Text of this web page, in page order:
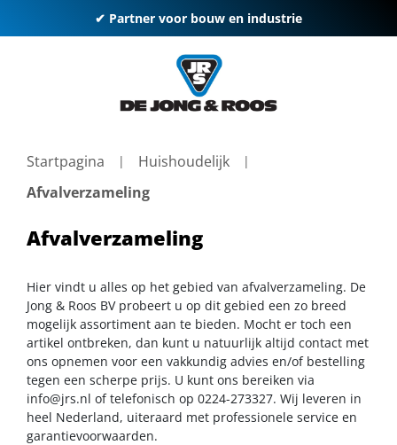
✔ Partner voor bouw en industrie
Startpagina
Huishoudelijk
Afvalverzameling
Afvalverzameling
Hier vindt u alles op het gebied van afvalverzameling. De
Jong & Roos BV probeert u op dit gebied een zo breed
mogelijk assortiment aan te bieden. Mocht er toch een
artikel ontbreken, dan kunt u natuurlijk altijd contact met
ons opnemen voor een vakkundig advies en/of bestelling
tegen een scherpe prijs. U kunt ons bereiken via
info@jrs.nl of telefonisch op 0224-273327. Wij leveren in
heel Nederland, uiteraard met professionele service en
garantievoorwaarden.